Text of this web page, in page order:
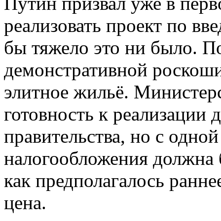
реализовать проект по
бы тяжело это ни было.
демонстративной
элитное жильё.
готовность к реализации
правительства, но с
налогообложения
как предполагалось
цена.